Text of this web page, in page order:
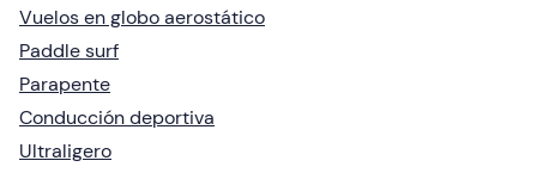
Vuelos en globo aerostático
Paddle surf
Parapente
Conducción deportiva
Ultraligero